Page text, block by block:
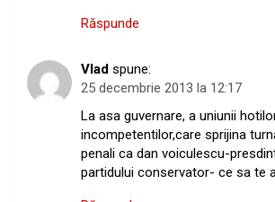
Răspunde
Vlad spune:
25 decembrie 2013 la 12:17
La asa guvernare, a uniunii
incompetentilor,care sprijina
penali ca dan voiculescu-
partidului conservator- ce sa te